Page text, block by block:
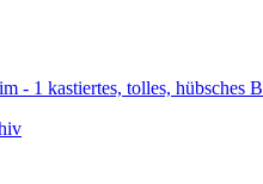
- 1 kastiertes, tolles, hübsches